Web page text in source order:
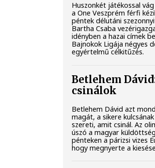
Huszonkét játékossal
a One Veszprém férfi
péntek délutáni
Bartha Csaba
idényben a hazai címek
Bajnokok Ligája négyes
egyértelmű célkitűzés.
Betlehem
csinálok
Betlehem Dávid azt
magát, a sikere
szereti, amit csinál. Az
úszó a magyar
pénteken a párizsi vizes
hogy megnyerte a